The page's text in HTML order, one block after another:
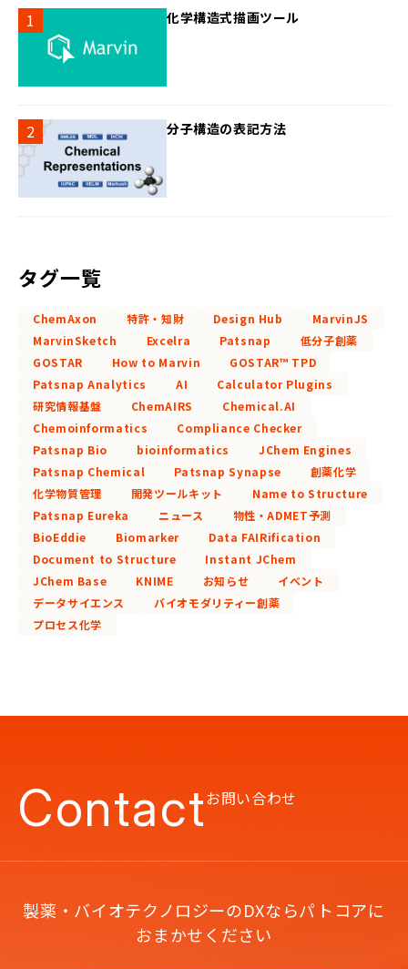
化学構造式描画ツール
分子構造の表記方法
タグ一覧
ChemAxon 特許・知財 Design Hub
MarvinJS
MarvinSketch
Excelra Patsnap
低分子創薬
GOSTAR
How to Marvin
GOSTAR™ TPD
Patsnap Analytics
AI
Calculator Plugins
研究情報基盤
ChemAIRS
Chemical.AI
Chemoinformatics
Compliance Checker
Patsnap Bio
bioinformatics
JChem Engines
Patsnap Chemical
Patsnap Synapse
創薬化学
化学物質管理
開発ツールキット
Name to Structure
Patsnap Eureka
ニュース
物性・ADMET予測
BioEddie
Biomarker
Data FAIRification
Document to Structure
Instant JChem
JChem Base
KNIME お知らせ
イベント
データサイエンス
バイオモダリティー創薬
プロセス化学
Contactお問い合わせ
製薬・バイオテクノロジーのDXならパトコアに
おまかせください